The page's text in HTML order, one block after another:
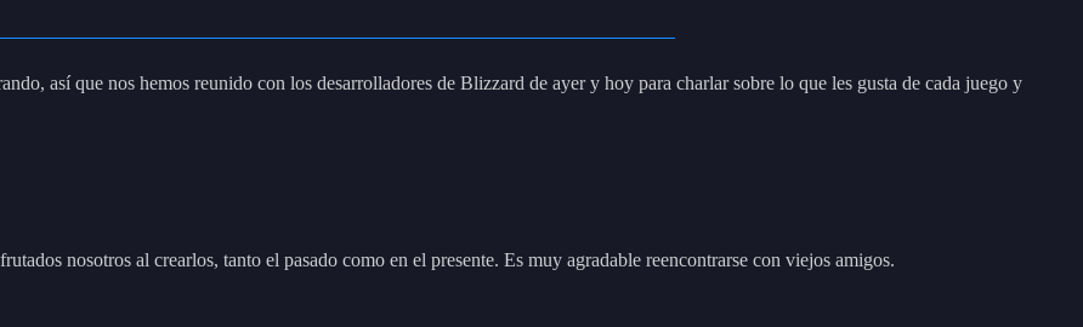
así que nos hemos reunido con los desarrolladores de Blizzard de ayer y hoy para charlar sobre lo que les gusta de cada juego y
nosotros al crearlos, tanto el pasado como en el presente. Es muy agradable reencontrarse con viejos amigos.